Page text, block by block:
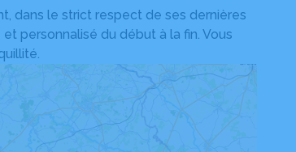
dans le strict respect de ses dernières
personnalisé du début à la fin. Vous